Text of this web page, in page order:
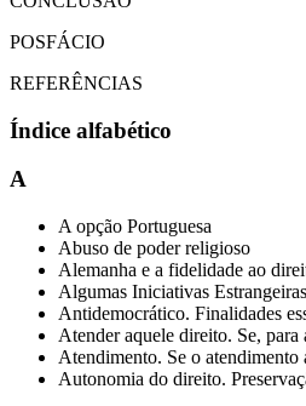
POSFÁCIO
REFERÊNCIAS
Índice alfabético
A
A opção Portuguesa
Abuso de poder religioso
Alemanha e a fidelidade ao
Algumas Iniciativas Estrangeiras
Antidemocrático. Finalidades
Atender aquele direito. Se,
Atendimento. Se o atendimento
Autonomia do direito.